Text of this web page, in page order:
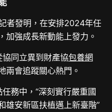
者發明，在安排2024年任
加強成長新動能上發力。
協同立異到財產協包養網
兩會追蹤關心熱門。
務中，“深刻實行嚴重國
雄安新區扶植邁上新臺階”